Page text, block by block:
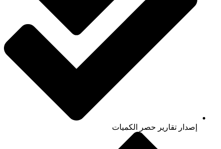
إصدار تقارير حصر الكميات